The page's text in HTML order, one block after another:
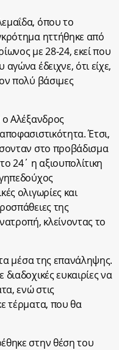
όπου το
ηττήθηκε από
με 28-24, εκεί που
έδειχνε, ότι είχε,
πολύ βάσιμες
ο Αλέξανδρος
Έτσι,
στο προβάδισμα
24΄ η αξιουπολίτικη
ολιγωρίες και
της
κλείνοντας το
μέσα της επανάληψης.
ευκαιρίες να
ενώ στις
τέρματα, που θα
στην θέση του